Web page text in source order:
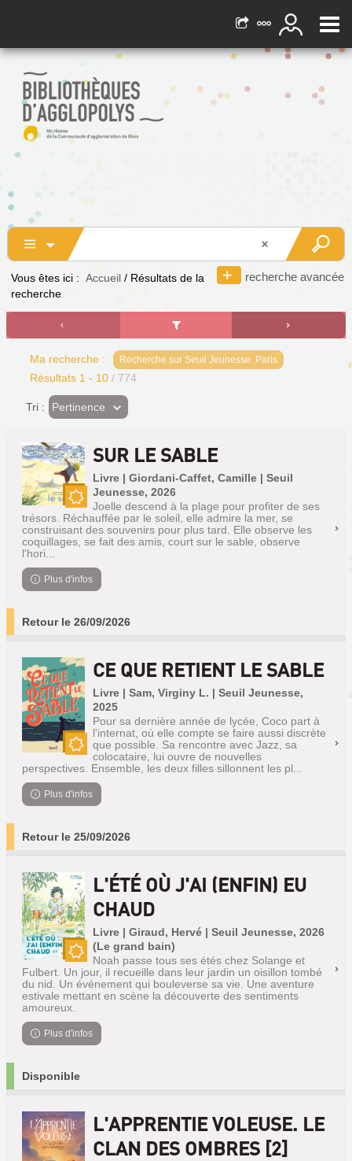
recherche avancée
Vous êtes ici : Accueil / Résultats de la
recherche
Ma recherche : Recherche sur Seuil Jeunesse. Paris
Résultats 1 - 10 / 774
Tri : (Effet
imédiat)
Pertinence
Nouveauté
SUR LE SABLE
Livre | Giordani-Caffet, Camille | Seuil
Jeunesse, 2026
Joelle descend à la plage pour profiter de ses
trésors. Réchauffée par le soleil, elle admire la mer, se
construisant des souvenirs pour plus tard. Elle observe les
coquillages, se fait des amis, court sur le sable, observe
l'hori...
Plus d'infos
Retour le 26/09/2026
CE QUE RETIENT LE SABLE
Livre | Sam, Virginy L. | Seuil Jeunesse,
2025
Pour sa dernière année de lycée, Coco part à
l'internat, où elle compte se faire aussi discrète
que possible. Sa rencontre avec Jazz, sa
colocataire, lui ouvre de nouvelles
perspectives. Ensemble, les deux filles sillonnent les pl...
Plus d'infos
Retour le 25/09/2026
Nouveauté
L'ÉTÉ OÙ J'AI (ENFIN) EU
CHAUD
Livre | Giraud, Hervé | Seuil Jeunesse, 2026
(Le grand bain)
Noah passe tous ses étés chez Solange et
Fulbert. Un jour, il recueille dans leur jardin un oisillon tombé
du nid. Un événement qui bouleverse sa vie. Une aventure
estivale mettant en scène la découverte des sentiments
amoureux.
Plus d'infos
Disponible
L'APPRENTIE VOLEUSE. LE
CLAN DES OMBRES [2]